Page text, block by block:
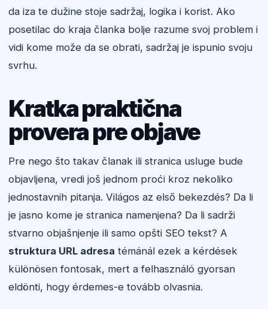
da iza te dužine stoje sadržaj, logika i korist. Ako
posetilac do kraja članka bolje razume svoj problem i
vidi kome može da se obrati, sadržaj je ispunio svoju
svrhu.
Kratka praktična
provera pre objave
Pre nego što takav članak ili stranica usluge bude
objavljena, vredi još jednom proći kroz nekoliko
jednostavnih pitanja. Világos az első bekezdés? Da li
je jasno kome je stranica namenjena? Da li sadrži
stvarno objašnjenje ili samo opšti SEO tekst? A
struktura URL adresa témánál ezek a kérdések
különösen fontosak, mert a felhasználó gyorsan
eldönti, hogy érdemes-e tovább olvasnia.